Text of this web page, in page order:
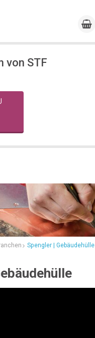
von STF
Spengler | Gebäudehülle